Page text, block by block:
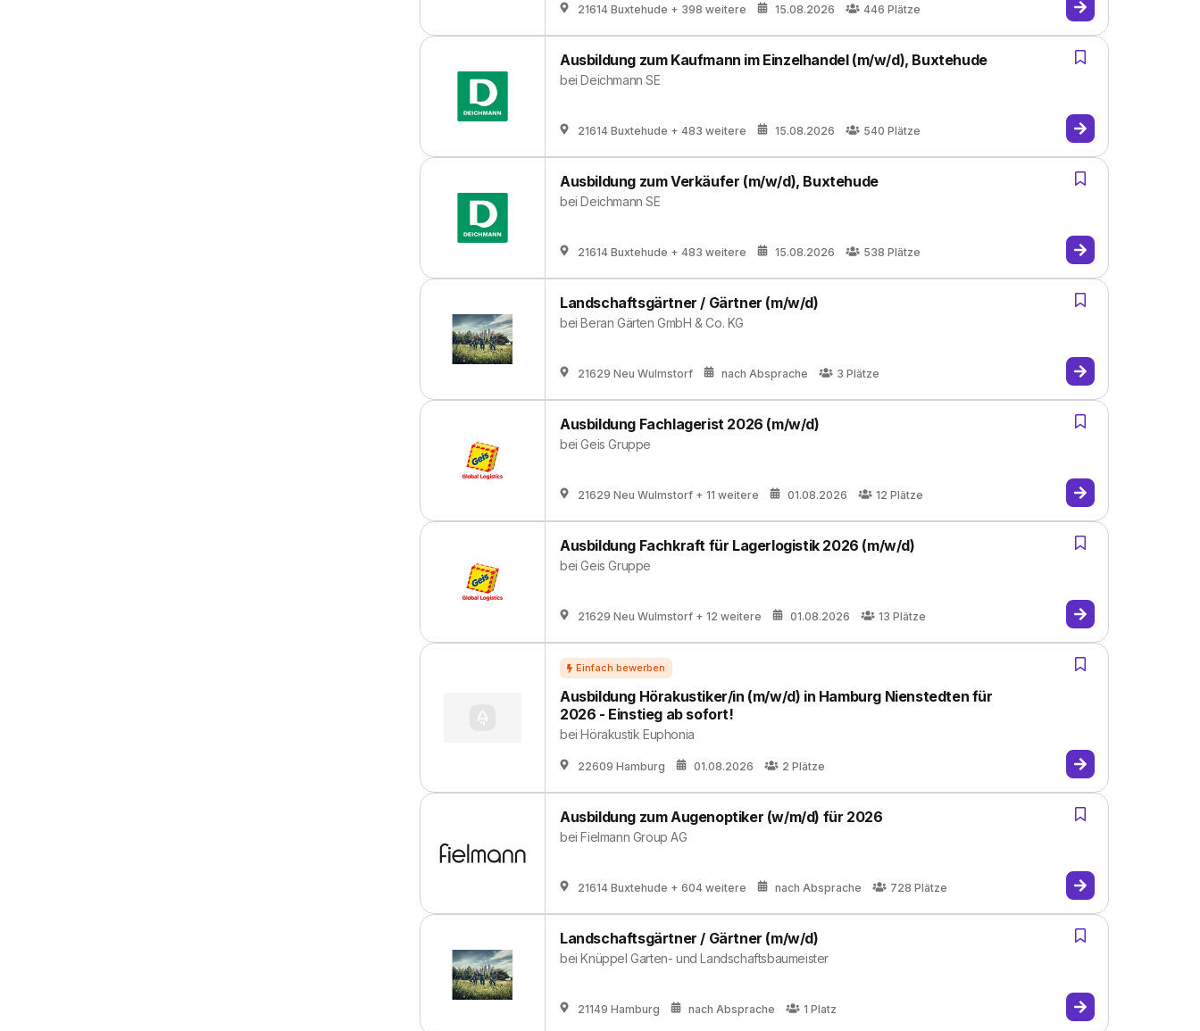
21614 Buxtehude + 398 weitere 15.08.2026 446 Plätze
Ausbildung zum Kaufmann im Einzelhandel (m/w/d), Buxtehude
beiDeichmann SE
21614 Buxtehude + 483 weitere 15.08.2026 540 Plätze
Ausbildung zum Verkäufer (m/w/d), Buxtehude
beiDeichmann SE
21614 Buxtehude + 483 weitere 15.08.2026 538 Plätze
Landschaftsgärtner / Gärtner (m/w/d)
beiBeran Gärten GmbH & Co. KG
21629 Neu Wulmstorf nach Absprache 3 Plätze
Ausbildung Fachlagerist 2026 (m/w/d)
beiGeis Gruppe
21629 Neu Wulmstorf + 11 weitere 01.08.2026 12 Plätze
Ausbildung Fachkraft für Lagerlogistik 2026 (m/w/d)
beiGeis Gruppe
21629 Neu Wulmstorf + 12 weitere 01.08.2026 13 Plätze
Ausbildung Hörakustiker/in (m/w/d) in Hamburg Nienstedten für
2026 - Einstieg ab sofort!
beiHörakustik Euphonia
22609 Hamburg 01.08.2026 2 Plätze
Ausbildung zum Augenoptiker (w/m/d) für 2026
beiFielmann Group AG
21614 Buxtehude + 604 weitere nach Absprache 728 Plätze
Landschaftsgärtner / Gärtner (m/w/d)
beiKnüppel Garten- und Landschaftsbaumeister
21149 Hamburg nach Absprache 1 Platz